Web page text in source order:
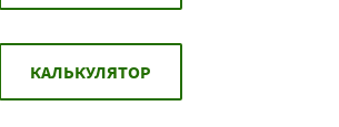
КАЛЬКУЛЯТОР